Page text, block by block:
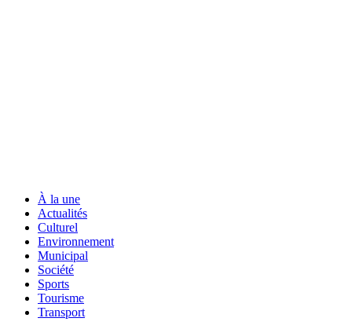
À la une
Actualités
Culturel
Environnement
Municipal
Société
Sports
Tourisme
Transport